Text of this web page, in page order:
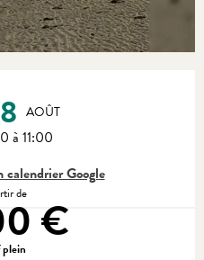
AOÛT
à 11:00
Google
de €